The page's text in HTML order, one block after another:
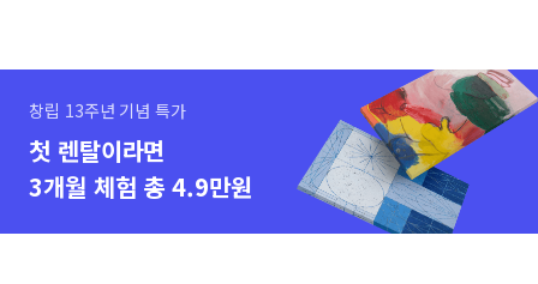
창립 13주년 기념 특가
첫 렌탈이라면
3개월 체험 총 4.9만원